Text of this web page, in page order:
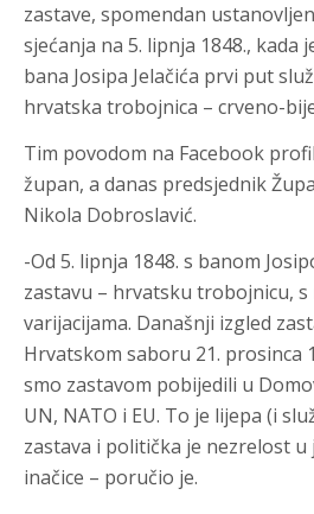
zastave, spomendan
sjećanja na 5. lipnja 1848., kada
bana Josipa Jelačića prvi put
hrvatska trobojnica – crveno-
Tim povodom na Facebook
župan, a danas predsjednik
Nikola Dobroslavić.
-Od 5. lipnja 1848. s banom
zastavu – hrvatsku trobojnicu,
varijacijama. Današnji izgled
Hrvatskom saboru 21. prosinca
smo zastavom pobijedili u
UN, NATO i EU. To je lijepa (i
zastava i politička je nezrelost
inačice – poručio je.